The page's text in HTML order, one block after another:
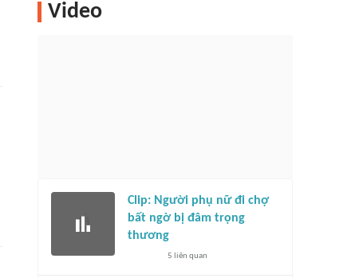
Video
Clip: Người phụ nữ đi chợ
bất ngờ bị đâm trọng
thương
5 liên quan